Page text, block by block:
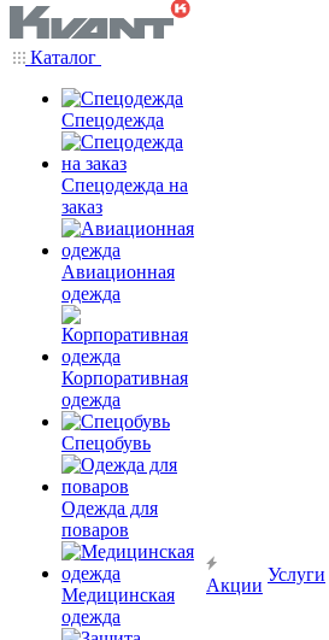
Каталог
Спецодежда
Спецодежда на
заказ
Авиационная
одежда
Корпоративная
одежда
Спецобувь
Одежда для
поваров
Медицинская
одежда
Акции
Услуги